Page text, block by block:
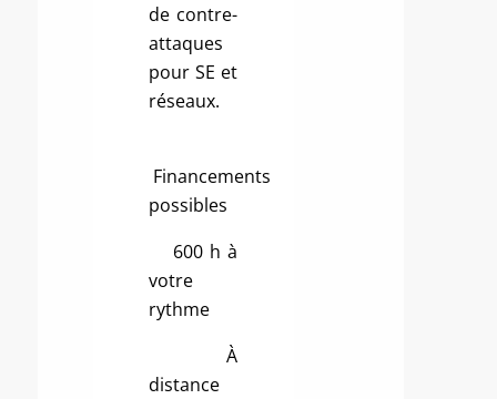
de contre-
attaques
pour SE et
réseaux.
Financements
possibles
600 h à
votre
rythme
À
distance